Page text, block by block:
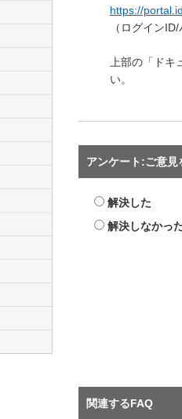
https://
（ログイン
上部の「ド
い。
アンケート:ご意見
解決した
解決しなかっ
関連するFAQ